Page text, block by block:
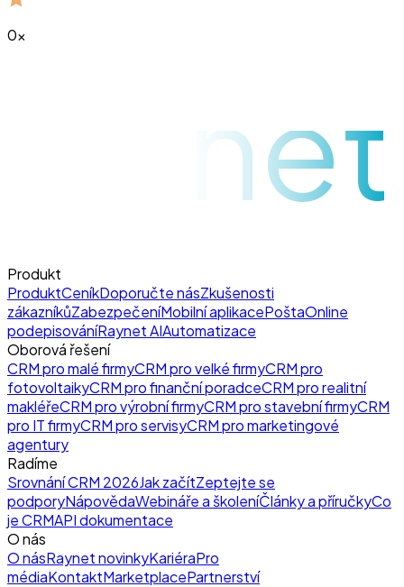
0x
raynet
Produkt
ProduktCeníkDoporučte násZkušenosti
zákazníkůZabezpečeníMobilní aplikacePoštaOnline
podepisováníRaynet AIAutomatizace
Oborová řešení
CRM pro malé firmyCRM pro velké firmyCRM pro
fotovoltaikyCRM pro finanční poradceCRM pro realitní
makléřeCRM pro výrobní firmyCRM pro stavební firmyCRM
pro IT firmyCRM pro servisyCRM pro marketingové
agentury
Radíme
Srovnání CRM 2026Jak začítZeptejte se
podporyNápovědaWebináře a školeníČlánky a příručkyCo
je CRMAPI dokumentace
O nás
O násRaynet novinkyKariéraPro
médiaKontaktMarketplacePartnerství